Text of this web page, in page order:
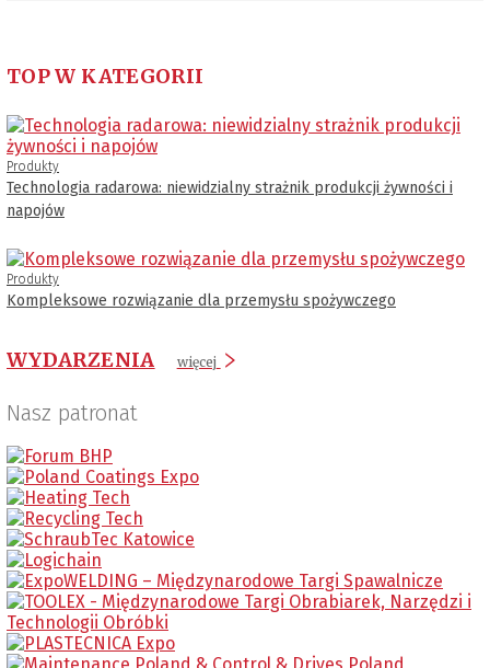
TOP W KATEGORII
Produkty
Technologia radarowa: niewidzialny strażnik produkcji żywności i
napojów
Produkty
Kompleksowe rozwiązanie dla przemysłu spożywczego
WYDARZENIA więcej
Nasz patronat